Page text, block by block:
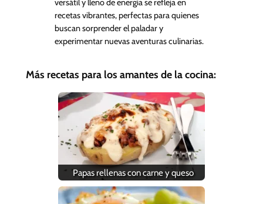
recetas vibrantes, perfectas para quienes
buscan sorprender el paladar y
experimentar nuevas aventuras culinarias.
Más recetas para los amantes de la cocina:
Papas rellenas con carne y queso